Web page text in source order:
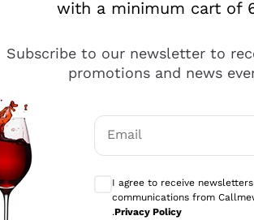
diversi e con un ampio
with a minimum cart of
Subscribe to our newsletter to
promotions and news
Email
I agree to receive
communications from
.Privacy Policy